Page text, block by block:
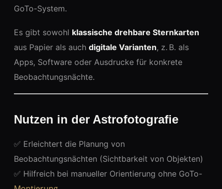
GoTo-System.
Es gibt sowohl klassische drehbare Sternkarten
aus Papier als auch digitale Varianten, z. B. als
Apps, Software oder Ausdrucke für konkrete
Beobachtungsnächte.
Nutzen in der Astrofotografie
✅ Erleichtert die Planung von
Beobachtungsnächten (Sichtbarkeit von Objekten)
✅ Hilfreich bei manueller Orientierung ohne GoTo-